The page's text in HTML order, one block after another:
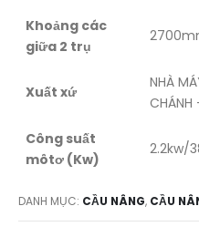
Khoảng các
giữa 2 trụ
Xuất xứ
NHÀ
CHÁNH
Công suất
môtơ (Kw)
2.2kw/
DANH MỤC: CẦU NÂNG, CẦU